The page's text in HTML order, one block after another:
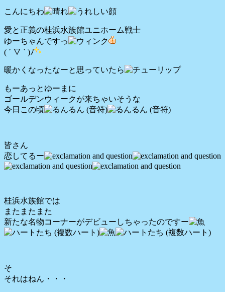
こんにちわ
愛と正義の桂浜水族館ユニホーム戦士
ゆーちゃんですっ
( ´ ▽ ` )ﾉ
暖かくなったなーと思っていたら
もーあっとゆーまに
ゴールデンウィークが来ちゃいそうな
今日この頃
皆さん
恋してるー
桂浜水族館では
またまたまた
新たな名物コーナーがデビューしちゃったのですー
そ
それはねん・・・